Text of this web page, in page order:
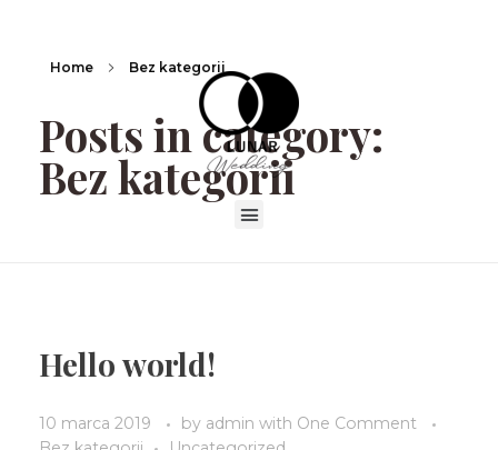
Home Bez kategorii
Posts in category:
Bez kategorii
Hello world!
10 marca 2019 by admin with One Comment